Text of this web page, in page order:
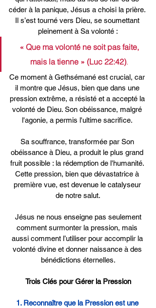
céder à la panique, Jésus a choisi la prière.
Il s’est tourné vers Dieu, se soumettant
pleinement à Sa volonté :
mais la tienne » (Luc 22:42).
Ce moment à Gethsémané est crucial, car
il montre que Jésus, bien que dans une
pression extrême, a résisté et a accepté la
volonté de Dieu. Son obéissance, malgré
l'agonie, a permis l'ultime sacrifice.
Sa souffrance, transformée par Son
obéissance à Dieu, a produit le plus grand
fruit possible : la rédemption de l'humanité.
Cette pression, bien que dévastatrice à
première vue, est devenue le catalyseur
de notre salut.
Jésus ne nous enseigne pas seulement
comment surmonter la pression, mais
aussi comment l’utiliser pour accomplir la
volonté divine et donner naissance à des
bénédictions éternelles.
Trois Clés pour Gérer la Pression
1. Reconnaître que la Pression est une